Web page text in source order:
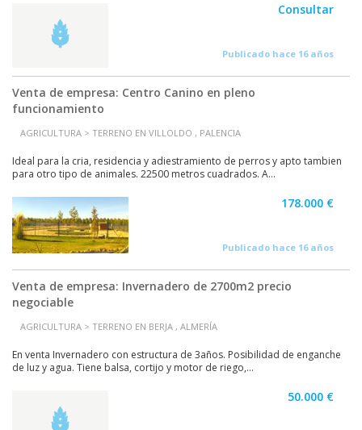
Consultar
Publicado hace 16 años
Venta de empresa: Centro Canino en pleno
funcionamiento
AGRICULTURA > TERRENO EN VILLOLDO , PALENCIA
Ideal para la cria, residencia y adiestramiento de perros y apto tambien
para otro tipo de animales. 22500 metros cuadrados. A...
178.000 €
Publicado hace 16 años
Venta de empresa: Invernadero de 2700m2 precio
negociable
AGRICULTURA > TERRENO EN BERJA , ALMERÍA
En venta Invernadero con estructura de 3años. Posibilidad de enganche
de luz y agua. Tiene balsa, cortijo y motor de riego,...
50.000 €